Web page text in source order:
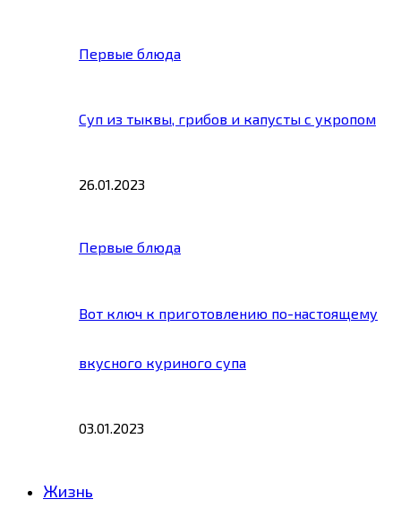
Первые блюда
Суп из тыквы, грибов и капусты с укропом
26.01.2023
Первые блюда
Вот ключ к приготовлению по-настоящему
вкусного куриного супа
03.01.2023
Жизнь